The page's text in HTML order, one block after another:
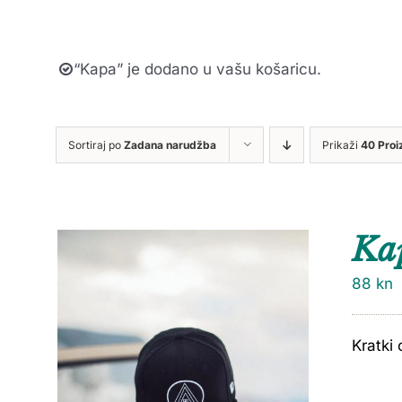
“Kapa” je dodano u vašu košaricu.
Sortiraj po Zadana narudžba Prikaži 40
88 kn
Kratki